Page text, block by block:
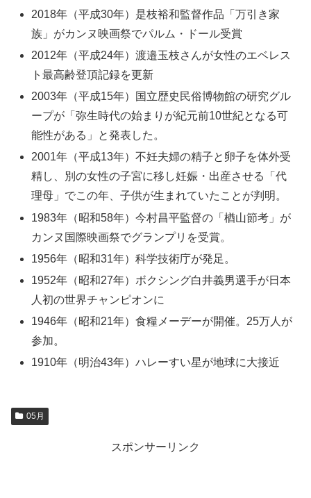
2018年（平成30年）是枝裕和監督作品「万引き家
族」がカンヌ映画祭でパルム・ドール受賞
2012年（平成24年）渡邉玉枝さんが女性のエベレス
ト最高齢登頂記録を更新
2003年（平成15年）国立歴史民俗博物館の研究グル
ープが「弥生時代の始まりが紀元前10世紀となる可
能性がある」と発表した。
2001年（平成13年）不妊夫婦の精子と卵子を体外受
精し、別の女性の子宮に移し妊娠・出産させる「代
理母」でこの年、子供が生まれていたことが判明。
1983年（昭和58年）今村昌平監督の「楢山節考」が
カンヌ国際映画祭でグランプリを受賞。
1956年（昭和31年）科学技術庁が発足。
1952年（昭和27年）ボクシング白井義男選手が日本
人初の世界チャンピオンに
1946年（昭和21年）食糧メーデーが開催。25万人が
参加。
1910年（明治43年）ハレーすい星が地球に大接近
05月
スポンサーリンク